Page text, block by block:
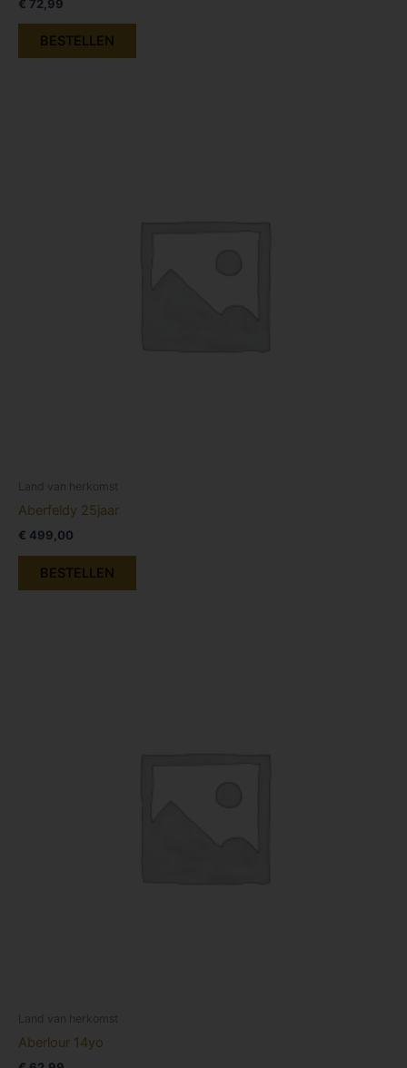
€ 72,99
BESTELLEN
Land van herkomst
Aberfeldy 25jaar
€ 499,00
BESTELLEN
Land van herkomst
Aberlour 14yo